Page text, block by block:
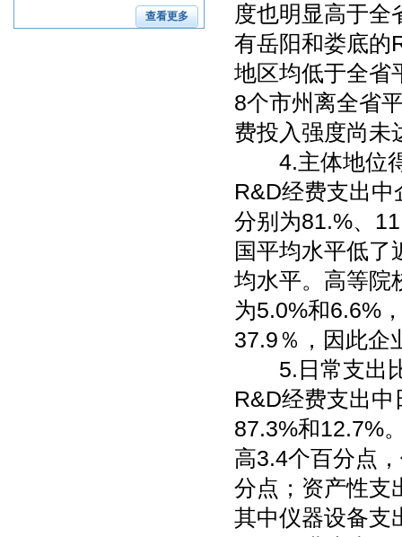
度也明显高于全
有岳阳和娄底的
地区均低于全省
8个市州离全省
费投入强度尚未
4.主体地位得
R&D经费支出
分别为81.%、
国平均水平低了
均水平。高等院
为5.0%和6.6%
37.9％，因此企
5.日常支出比
R&D经费支出
87.3%和12.7%
高3.4个百分点
分点；资产性支
其中仪器设备支
查看更多